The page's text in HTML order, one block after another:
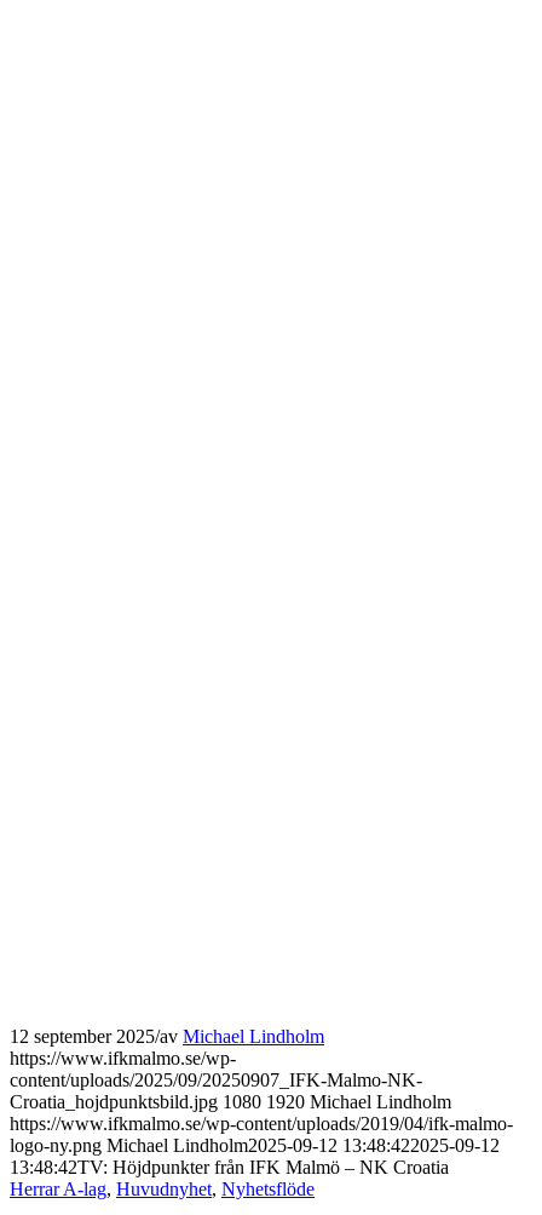
12 september 2025/av Michael Lindholm
https://www.ifkmalmo.se/wp-
content/uploads/2025/09/20250907_IFK-Malmo-NK-
Croatia_hojdpunktsbild.jpg 1080 1920 Michael Lindholm
https://www.ifkmalmo.se/wp-content/uploads/2019/04/ifk-malmo-
logo-ny.png Michael Lindholm2025-09-12 13:48:422025-09-12
13:48:42TV: Höjdpunkter från IFK Malmö – NK Croatia
Herrar A-lag, Huvudnyhet, Nyhetsflöde